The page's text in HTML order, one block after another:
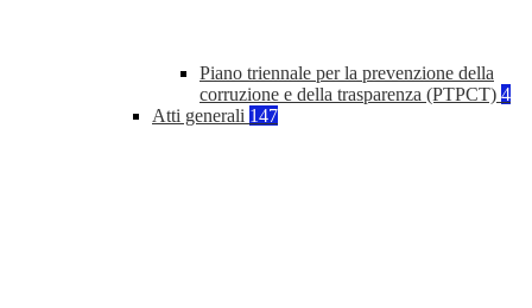
Piano triennale per la prevenzione della
corruzione e della trasparenza (PTPCT) 4
Atti generali 147